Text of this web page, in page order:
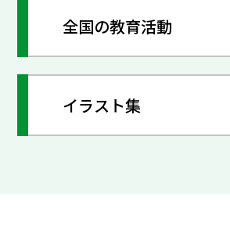
全国の教育活動
イラスト集